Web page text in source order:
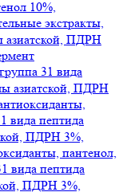
10%,
экстракты,
азиатской, ПДРН
31 вида
азиатской, ПДРН
вида пептида
ПДРН 3%,
пантенол,
вида пептида
ПДРН 3%,